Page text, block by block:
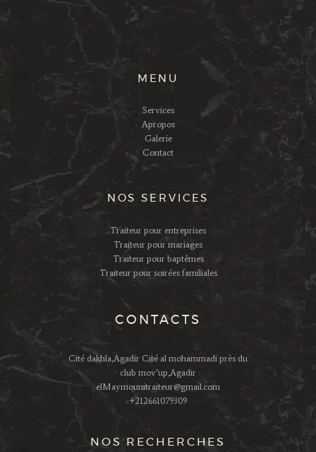
MENU
Services
Apropos
Galerie
Contact
NOS SERVICES
Traiteur pour entreprises
Traiteur pour mariages
Traiteur pour baptêmes
Traiteur pour soirées familiales
CONTACTS
Cité dakhla,Agadir Cité al mohammadi près du
club mov’up,Agadir
elMaymounitraiteur@gmail.com
+212661079309
NOS RECHERCHES